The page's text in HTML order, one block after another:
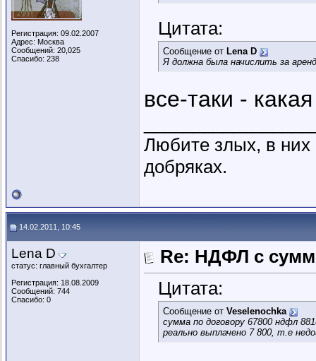
Регистрация: 09.02.2007
Адрес: Москва
Сообщений: 20,025
Спасибо: 238
Цитата:
Сообщение от Lena D
Я должна была начислить за
все-таки -
Любите злых, в
добряках.
14.02.2011, 10:45
Lena D
статус: главный бухгалтер
Регистрация: 18.08.2009
Сообщений: 744
Спасибо: 0
Re: НДФЛ с
Цитата:
Сообщение от Veselenochka
сумма по договору 67800 ндфл
реально выплачено 7 800, т.е